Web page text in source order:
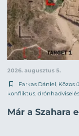
2026. augusztus 5.
Farkas Dániel Közös
konfliktus drónhadviselés
Már a Szahara